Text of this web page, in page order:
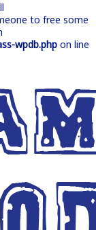
to free some
wpdb.php on line